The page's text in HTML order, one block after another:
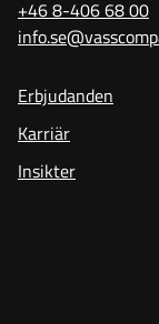
+46 8-406 68 00
Erbjudanden
Karriär
Insikter